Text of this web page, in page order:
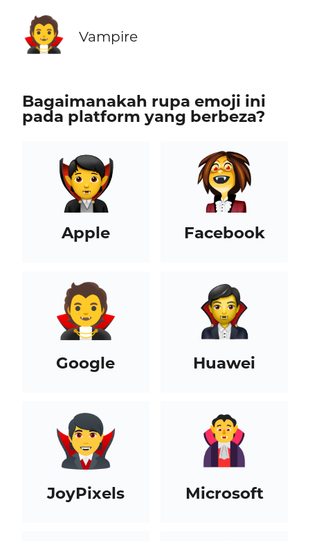
🧛 Vampire
Bagaimanakah rupa emoji ini
pada platform yang berbeza?
Apple Facebook
Google Huawei
JoyPixels Microsoft